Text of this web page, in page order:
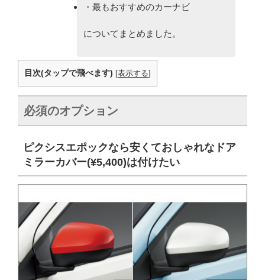
・最もおすすめのカーナビ
についてまとめました。
目次(タップで飛べます) [表示する]
必須のオプション
ピクシスエポックなら安くておしゃれなドア
ミラーカバー(¥5,400)は付けたい